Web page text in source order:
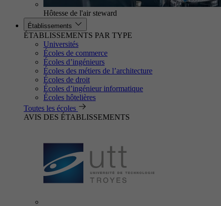
Hôtesse de l'air steward
Établissements
ÉTABLISSEMENTS PAR TYPE
Universités
Écoles de commerce
Écoles d’ingénieurs
Écoles des métiers de l’architecture
Écoles de droit
Écoles d’ingénieur informatique
Écoles hôtelières
Toutes les écoles
AVIS DES ÉTABLISSEMENTS